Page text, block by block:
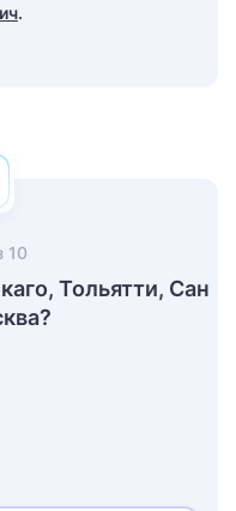
.
10
Тольятти, Сан